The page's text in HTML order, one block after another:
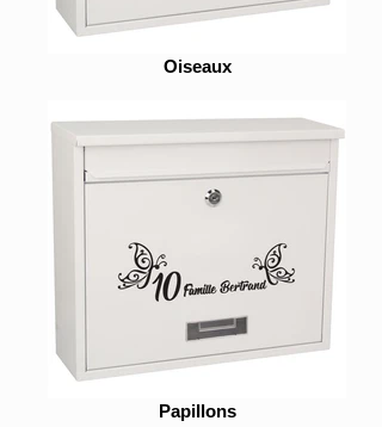
Oiseaux
Papillons